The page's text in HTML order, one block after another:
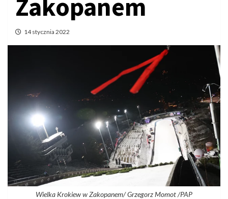
Zakopanem
14 stycznia 2022
Wielka Krokiew w Zakopanem/ Grzegorz Momot /PAP